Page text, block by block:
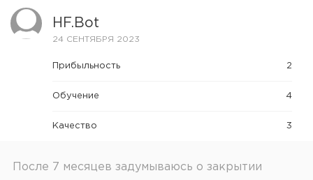
HF.bot
24 СЕНТЯБРЯ 2023
Прибыльность 2
Обучение 4
Качество 3
После 7 месяцев задумываюсь о закрытии